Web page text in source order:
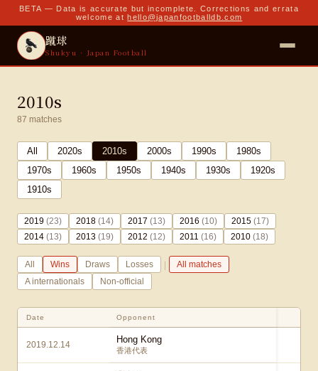
BETA — Data is accurate but incomplete. Corrections and errata
welcome at hello@japanfootballdb.com
蹴球
Shukyu · Japan Football
2010s
87 matches
All 2020s 2010s 2000s 1990s 1980s
1970s 1960s 1950s 1940s 1930s 1920s
1910s
2019 (23) 2018 (14) 2017 (13) 2016 (10) 2015 (17)
2014 (13) 2013 (19) 2012 (12) 2011 (16) 2010 (18)
All Wins Draws Losses |
All matches
A internationals
Non-official
Date Opponent
2019.12.14 Hong Kong
香港代表